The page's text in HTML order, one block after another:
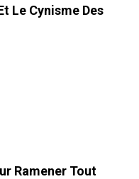
Le Cynisme Des
Ramener Tout